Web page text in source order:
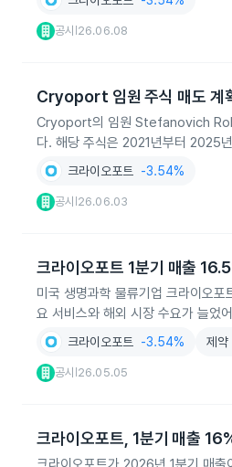
공시 26.06.08
Cryoport 임원 주식 매도 계
Cryoport의 임원 Stefanovich
다. 해당 주식은 2021년부터 2025
크라이오포트 -3.54%
공시 26.06.03
크라이오포트 1분기 매출
미국 생명과학 물류기업 크라이오
요 서비스와 해외 시장 수요가 늘었
크라이오포트 -3.54% 제약
공시 26.05.05
크라이오포트, 1분기 매출